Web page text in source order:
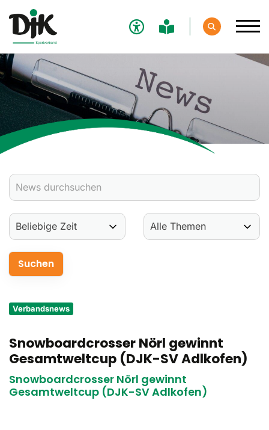
Verbandsnews
Snowboardcrosser Nörl gewinnt
Gesamtweltcup (DJK-SV Adlkofen)
Snowboardcrosser Nörl gewinnt
Gesamtweltcup (DJK-SV Adlkofen)
Verband
Aktuelles
Verbands-News
Termine
Verantwortung
Aus- und Fortbildungen
Kontakt